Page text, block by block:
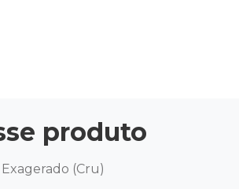
produto
(Cru)